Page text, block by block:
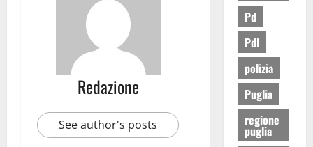
Redazione
See author's posts
Pd
Pdl
polizia
Puglia
regione
puglia